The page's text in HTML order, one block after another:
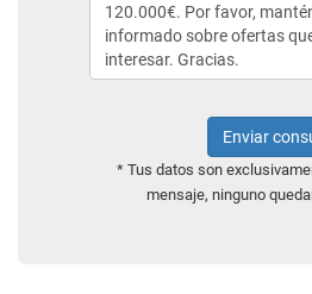
Enviar
* Tus datos son
mensaje, ninguno